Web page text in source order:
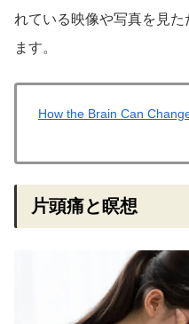
れている映像や写真を見
ます。
How the Brain Can
片頭痛と瞑想